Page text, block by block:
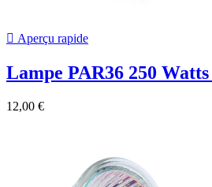
 Aperçu rapide
Lampe PAR36 250 Watts
12,00 €